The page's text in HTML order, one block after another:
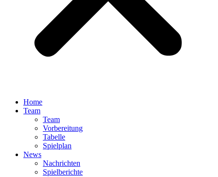
Home
Team
Team
Vorbereitung
Tabelle
Spielplan
News
Nachrichten
Spielberichte